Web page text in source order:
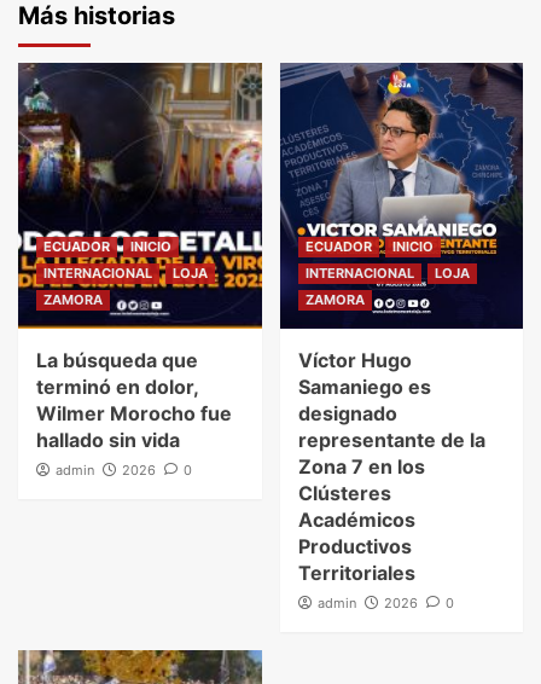
Más historias
ECUADOR
INICIO
INTERNACIONAL
LOJA
ZAMORA
La búsqueda que
terminó en dolor,
Wilmer Morocho fue
hallado sin vida
admin 2026 0
ECUADOR
INICIO
INTERNACIONAL
LOJA
ZAMORA
Víctor Hugo
Samaniego es
designado
representante de la
Zona 7 en los
Clústeres
Académicos
Productivos
Territoriales
admin 2026 0